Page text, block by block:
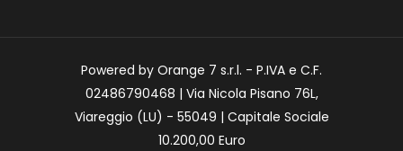
Powered by Orange 7 s.r.l. - P.IVA e C.F.
02486790468 | Via Nicola Pisano 76L,
Viareggio (LU) - 55049 | Capitale Sociale
10.200,00 Euro